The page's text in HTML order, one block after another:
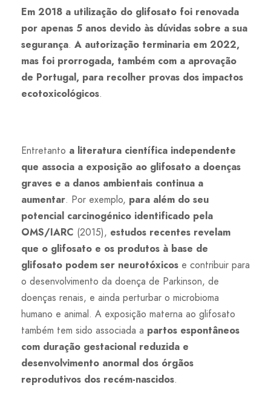
Em 2018 a utilização do glifosato foi renovada
por apenas 5 anos devido às dúvidas sobre a sua
segurança. A autorização terminaria em 2022,
mas foi prorrogada, também com a aprovação
de Portugal, para recolher provas dos impactos
ecotoxicológicos.
Entretanto a literatura científica independente
que associa a exposição ao glifosato a doenças
graves e a danos ambientais continua a
aumentar. Por exemplo, para além do seu
potencial carcinogénico identificado pela
OMS/IARC (2015), estudos recentes revelam
que o glifosato e os produtos à base de
glifosato podem ser neurotóxicos e contribuir para
o desenvolvimento da doença de Parkinson, de
doenças renais, e ainda perturbar o microbioma
humano e animal. A exposição materna ao glifosato
também tem sido associada a partos espontâneos
com duração gestacional reduzida e
desenvolvimento anormal dos órgãos
reprodutivos dos recém-nascidos.